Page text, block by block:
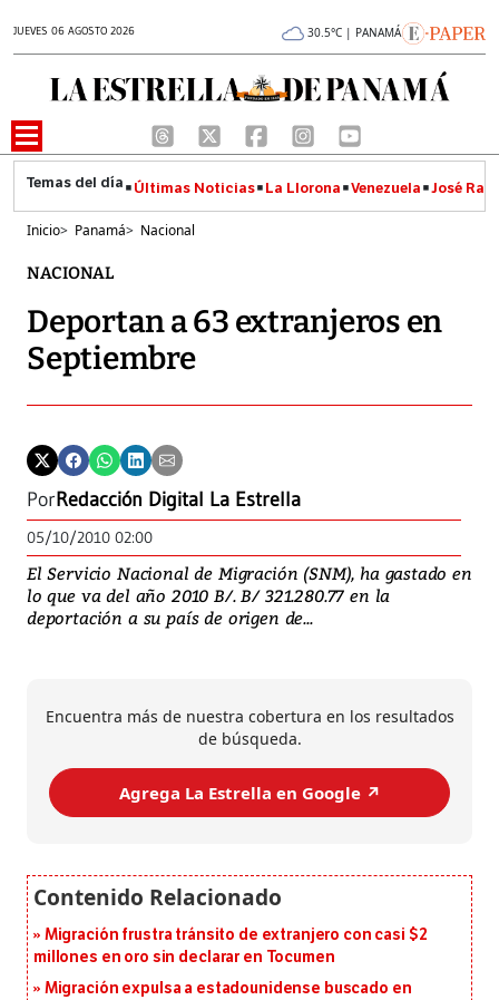
JUEVES 06 AGOSTO 2026 30.5°C | PANAMÁ
Últimas Noticias La Llorona Venezuela José
Inicio> Panamá> Nacional
NACIONAL
Deportan a 63 extranjeros en
Septiembre
PorRedacción Digital La Estrella
05/10/2010 02:00
El Servicio Nacional de Migración (SNM), ha gastado en
lo que va del año 2010 B/. B/ 321.280.77 en la
deportación a su país de origen de...
Encuentra más de nuestra cobertura en los resultados
de búsqueda.
Agrega La Estrella en Google ↗️
Migración frustra tránsito de extranjero con casi $2
millones en oro sin declarar en Tocumen
Migración expulsa a estadounidense buscado en